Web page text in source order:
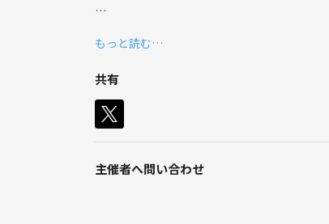
UFOについての基礎的な事柄、記録・観察方
今回、幹部メンバーの大学卒業に際し、社
した。
【主な活動】
もっと読む…
共有
主催者へ問い合わせ